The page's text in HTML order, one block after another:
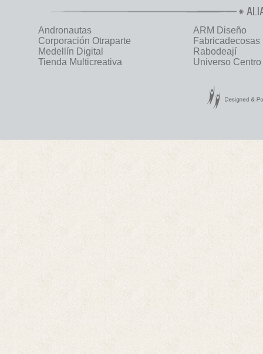
Andronautas
ARM Diseño
Corporación Otraparte
Fabricadecosas
Medellín Digital
Rabodeají
Tienda Multicreativa
Universo Centro